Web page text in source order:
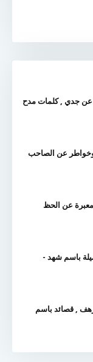
عن جدي , كلمات مدح
عن الصاحب
عن الحظ
باسم شهد -
, قصائد باسم